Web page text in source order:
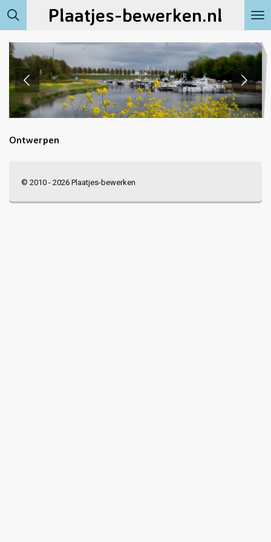
Ga
direct
de
hoofdinhoud
Plaatjes-bewerken.nl
Ontwerpen
© 2010 - 2026 Plaatjes-bewerken